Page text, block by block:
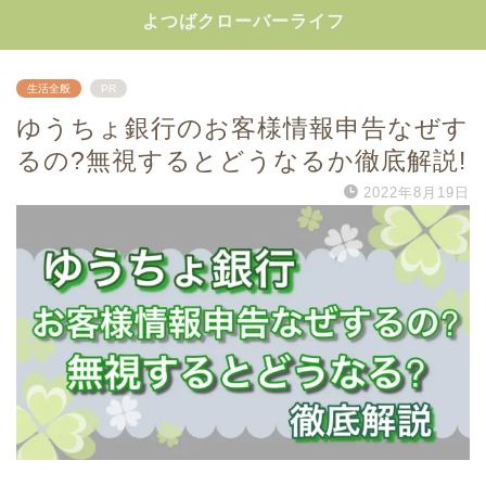
よつばクローバーライフ
生活全般 PR
ゆうちょ銀行のお客様情報申告なぜす
るの?無視するとどうなるか徹底解説!
2022年8月19日